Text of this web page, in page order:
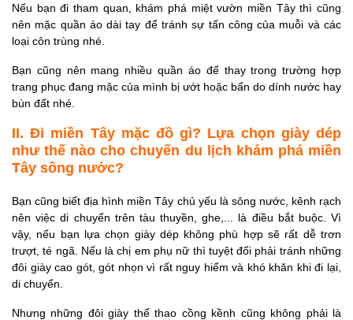
Nếu bạn đi tham quan, khám phá miệt vườn miền Tây thì cũng
nên mặc quần áo dài tay để tránh sự tấn công của muỗi và các
loại côn trùng nhé.
Bạn cũng nên mang nhiều quần áo để thay trong trường hợp
trang phục đang mặc của mình bị ướt hoặc bẩn do dính nước hay
bùn đất nhé.
II. Đi miền Tây mặc đồ gì? Lựa chọn giày dép
như thế nào cho chuyến du lịch khám phá miền
Tây sông nước?
Bạn cũng biết địa hình miền Tây chủ yếu là sông nước, kênh rạch
nên việc di chuyển trên tàu thuyền, ghe,... là điều bắt buộc. Vì
vậy, nếu bạn lựa chọn giày dép không phù hợp sẽ rất dễ trơn
trượt, té ngã. Nếu là chị em phụ nữ thì tuyệt đối phải tránh những
đôi giày cao gót, gót nhọn vì rất nguy hiểm và khó khăn khi đi lại,
di chuyển.
Nhưng những đôi giày thể thao cồng kềnh cũng không phải là